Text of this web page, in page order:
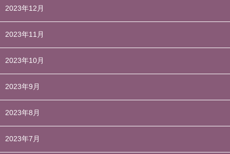
2023年12月
2023年11月
2023年10月
2023年9月
2023年8月
2023年7月